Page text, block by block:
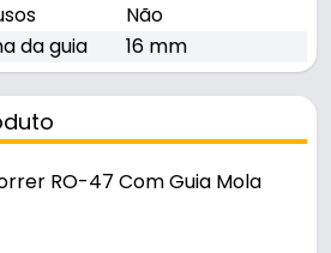
Não
da guia
16 mm
RO-47 Com Guia Mola